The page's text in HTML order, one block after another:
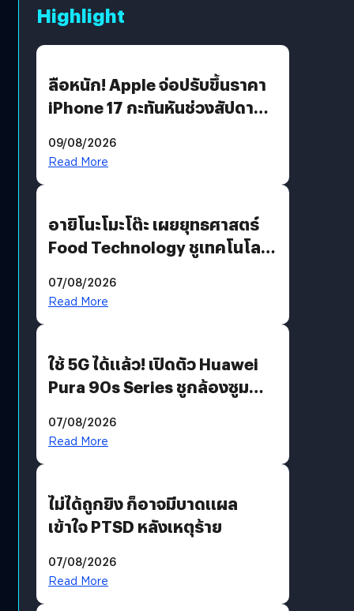
Highlight
ลือหนัก! Apple จ่อปรับขึ้นราคา
iPhone 17 กะทันหันช่วงสัปดาห์ที่
09/08/2026
Read More
อายิโนะโมะโต๊ะ เผยยุทธศาสตร์
Food Technology ชูเทคโนโลยี
บริโภคและ B2B
07/08/2026
Read More
ใช้ 5G ได้แล้ว! เปิดตัว Huawei
Pura 90s Series ชูกล้องซูม
07/08/2026
Read More
ไม่ได้ถูกยิง ก็อาจมีบาดแผล
เข้าใจ PTSD หลังเหตุร้าย
07/08/2026
Read More